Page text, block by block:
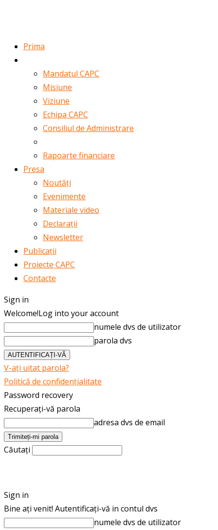
Prima
Mandatul CAPC
Misiune
Viziune
Echipa CAPC
Consiliul de Administrare
Rapoarte financiare
Presa
Noutăți
Evenimente
Materiale video
Declarații
Newsletter
Publicații
Proiecte CAPC
Contacte
Sign in
Welcome!Log into your account
numele dvs de utilizator
parola dvs
V-ați uitat parola?
Politică de confidențialitate
Password recovery
Recuperați-vă parola
adresa dvs de email
Căutați
Sign in
Bine ați venit! Autentificați-vă in contul dvs
numele dvs de utilizator